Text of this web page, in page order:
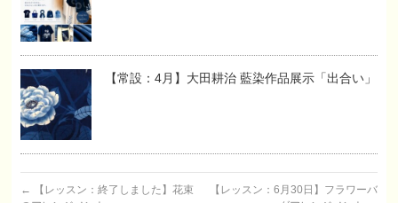
【常設：4月】大田耕治 藍染作品展示「出合い」
←
【レッスン：終了しました】花束
【レッスン：6月30日】フラワーバ